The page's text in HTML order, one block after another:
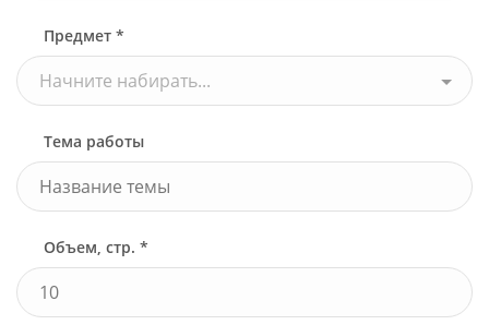
Предмет *
Начните набирать...
Тема работы
Объем, стр. *